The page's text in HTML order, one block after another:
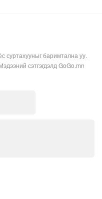
суртахууныг баримтална уу.
сэтгэгдэлд GoGo.mn